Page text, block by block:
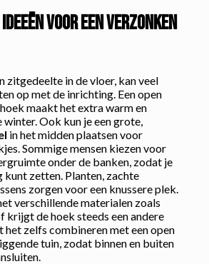
voor een verzonken
zitgedeelte in de vloer, kan veel
op met de inrichting. Een open
maakt het extra warm en
Ook kun je een grote,
in het midden plaatsen voor
Sommige mensen kiezen voor
onder de banken, zodat je
kunt zetten. Planten, zachte
zorgen voor een knussere plek.
verschillende materialen zoals
krijgt de hoek steeds een andere
het zelfs combineren met een open
tuin, zodat binnen en buiten